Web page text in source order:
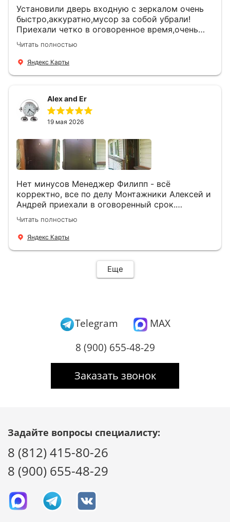
Установили дверь входную с зеркалом очень
быстро,аккуратно,мусор за собой убрали!
Приехали четко в оговоренное время,очень
вежливые,деликатные рабочие .Все
понравилось и дверь ,и работа и цена!
Читать полностью
Яндекс Карты
Alex and Er
19 мая 2026
Нет минусов Менеджер Филипп - всё
корректно, все по делу Монтажники Алексей и
Андрей приехали в оговоренный срок.
Демонтировали старую дверь и установили
новую буквально за час Быстро и качественно
+ нормальные цены Всем большое спасибо
Читать полностью
Яндекс Карты
Еще
Telegram
MAX
8 (900) 655-48-29
Заказать звонок
Задайте вопросы специалисту:
8 (812) 415-80-26
8 (900) 655-48-29